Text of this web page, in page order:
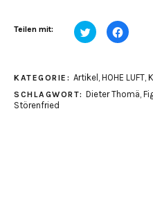
Teilen mit: Klick,
um
teilen
(Wird
in
neuem
Klick,
um
(Wird
neuem
KATEGORIE: Artikel HOHE LUFT,
SCHLAGWORT: Dieter Thomä
Störenfried